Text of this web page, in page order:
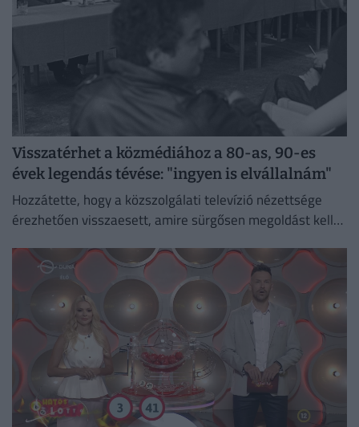
Visszatérhet a közmédiához a 80-as, 90-es
évek legendás tévése: "ingyen is elvállalnám"
Hozzátette, hogy a közszolgálati televízió nézettsége
érezhetően visszaesett, amire sürgősen megoldást kell